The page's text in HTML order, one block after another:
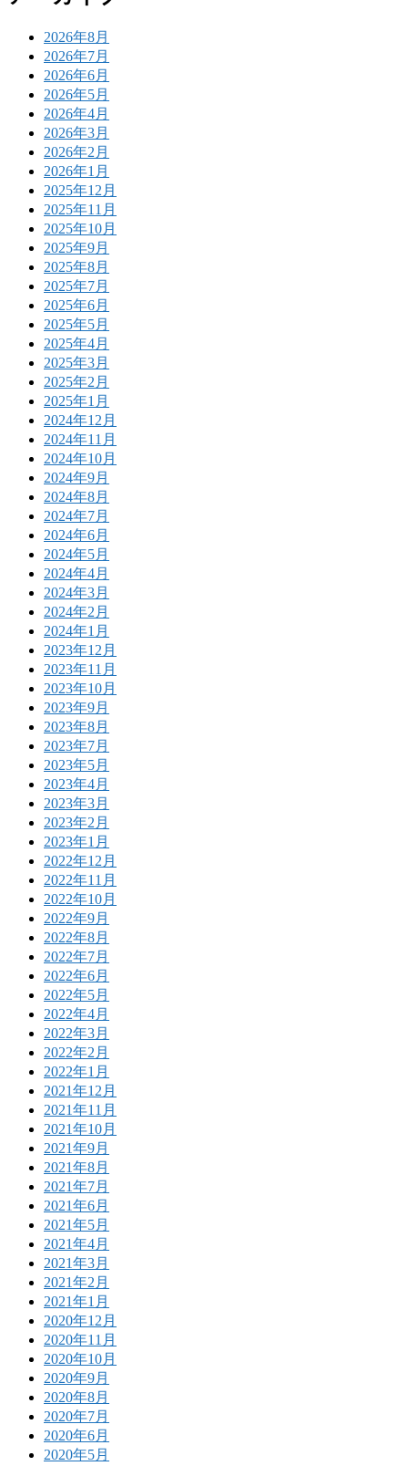
2026年8月
2026年7月
2026年6月
2026年5月
2026年4月
2026年3月
2026年2月
2026年1月
2025年12月
2025年11月
2025年10月
2025年9月
2025年8月
2025年7月
2025年6月
2025年5月
2025年4月
2025年3月
2025年2月
2025年1月
2024年12月
2024年11月
2024年10月
2024年9月
2024年8月
2024年7月
2024年6月
2024年5月
2024年4月
2024年3月
2024年2月
2024年1月
2023年12月
2023年11月
2023年10月
2023年9月
2023年8月
2023年7月
2023年5月
2023年4月
2023年3月
2023年2月
2023年1月
2022年12月
2022年11月
2022年10月
2022年9月
2022年8月
2022年7月
2022年6月
2022年5月
2022年4月
2022年3月
2022年2月
2022年1月
2021年12月
2021年11月
2021年10月
2021年9月
2021年8月
2021年7月
2021年6月
2021年5月
2021年4月
2021年3月
2021年2月
2021年1月
2020年12月
2020年11月
2020年10月
2020年9月
2020年8月
2020年7月
2020年6月
2020年5月